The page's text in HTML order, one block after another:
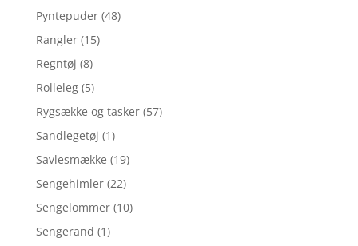
Pyntepuder (48)
Rangler (15)
Regntøj (8)
Rolleleg (5)
Rygsække og tasker (57)
Sandlegetøj (1)
Savlesmække (19)
Sengehimler (22)
Sengelommer (10)
Sengerand (1)